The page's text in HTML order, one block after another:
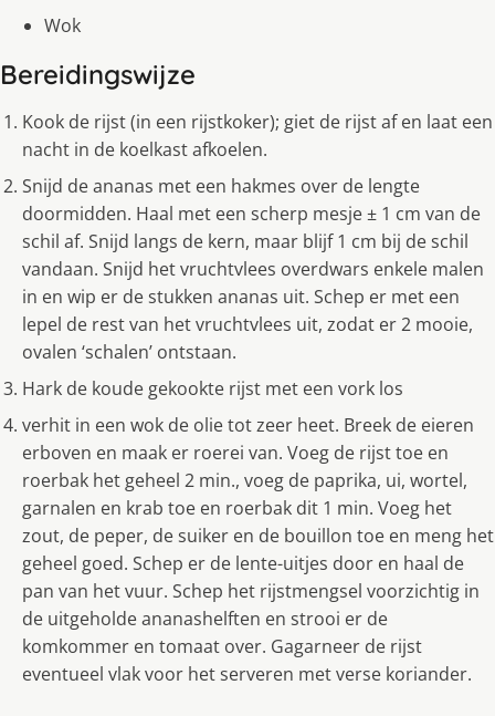
Wok
Bereidingswijze
Kook de rijst (in een rijstkoker); giet de rijst af en laat een
nacht in de koelkast afkoelen.
Snijd de ananas met een hakmes over de lengte
doormidden. Haal met een scherp mesje ± 1 cm van de
schil af. Snijd langs de kern, maar blijf 1 cm bij de schil
vandaan. Snijd het vruchtvlees overdwars enkele malen
in en wip er de stukken ananas uit. Schep er met een
lepel de rest van het vruchtvlees uit, zodat er 2 mooie,
ovalen ‘schalen’ ontstaan.
Hark de koude gekookte rijst met een vork los
verhit in een wok de olie tot zeer heet. Breek de eieren
erboven en maak er roerei van. Voeg de rijst toe en
roerbak het geheel 2 min., voeg de paprika, ui, wortel,
garnalen en krab toe en roerbak dit 1 min. Voeg het
zout, de peper, de suiker en de bouillon toe en meng het
geheel goed. Schep er de lente-uitjes door en haal de
pan van het vuur. Schep het rijstmengsel voorzichtig in
de uitgeholde ananashelften en strooi er de
komkommer en tomaat over. Gagarneer de rijst
eventueel vlak voor het serveren met verse koriander.